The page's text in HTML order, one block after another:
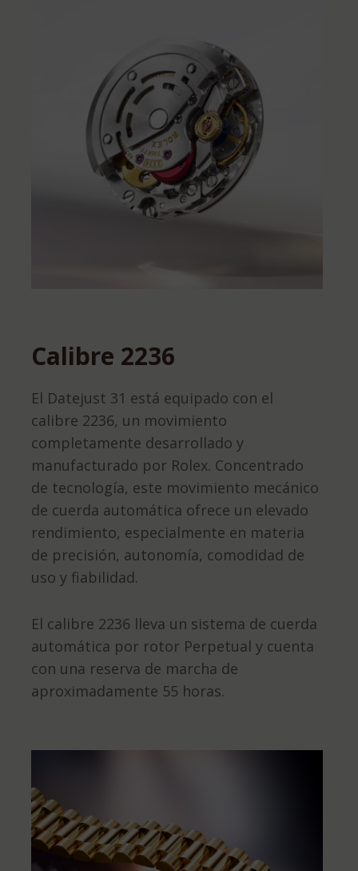
Calibre 2236
El Datejust 31 está equipado con el
calibre 2236, un movimiento
completamente desarrollado y
manufacturado por Rolex. Concentrado
de tecnología, este movimiento mecánico
de cuerda automática ofrece un elevado
rendimiento, especialmente en materia
de precisión, autonomía, comodidad de
uso y fiabilidad.
El calibre 2236 lleva un sistema de cuerda
automática por rotor Perpetual y cuenta
con una reserva de marcha de
aproximadamente 55 horas.